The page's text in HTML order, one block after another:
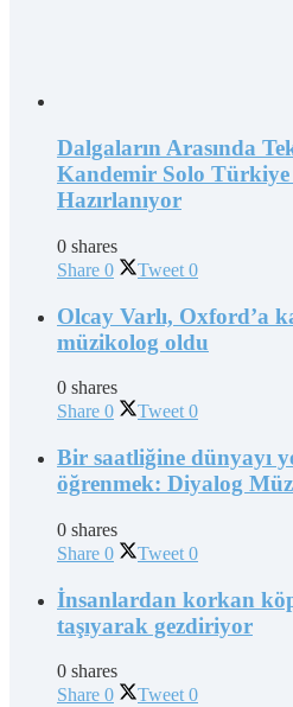
Dalgaların Arasında
Kandemir Solo
Hazırlanıyor
0 shares
Share 0 Tweet 0
Olcay Varlı, Oxford’a
müzikolog oldu
0 shares
Share 0 Tweet 0
Bir saatliğine dünyayı
öğrenmek: Diyalog
0 shares
Share 0 Tweet 0
İnsanlardan korkan
taşıyarak gezdiriyor
0 shares
Share 0 Tweet 0